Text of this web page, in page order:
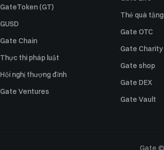
GateToken (GT)
GUSD
Gate Chain
Thực thi pháp luật
Hội nghị thượng đỉnh
Gate Ventures
Thẻ quà tặng
Gate OTC
Gate Charity
Gate shop
Gate DEX
Gate Vault
Gate